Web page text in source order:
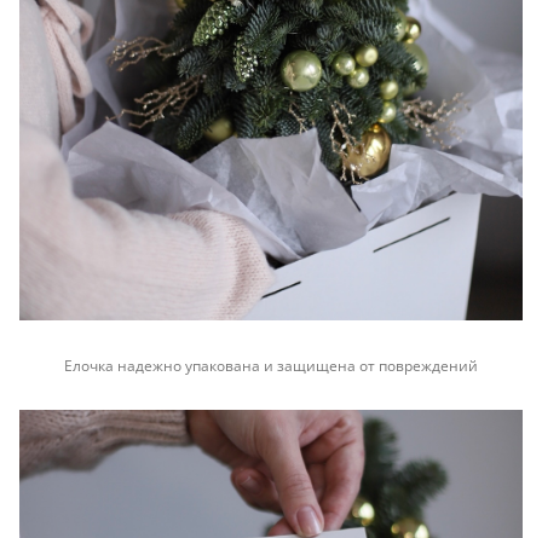
Елочка надежно упакована и защищена от повреждений